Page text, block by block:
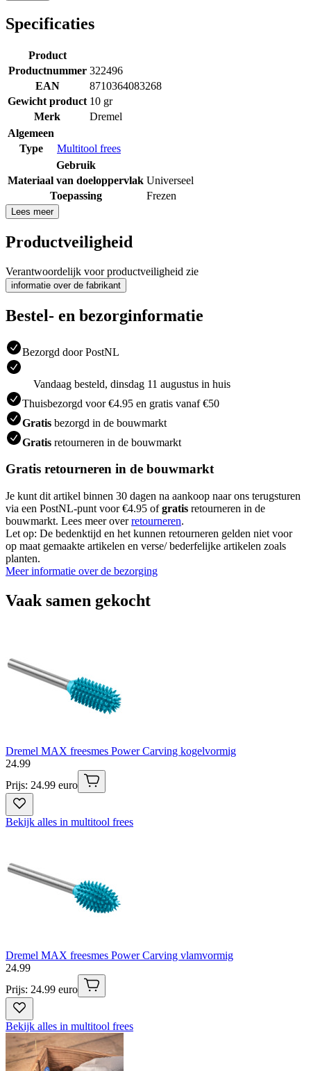
Specificaties
Product
Productnummer 322496
EAN
8710364083268
Gewicht product 10 gr
Merk
Dremel
Algemeen
Type
Multitool frees
Gebruik
Materiaal van doeloppervlak Universeel
Toepassing
Frezen
Lees meer
Productveiligheid
Verantwoordelijk voor productveiligheid zie
informatie over de fabrikant
Bestel- en bezorginformatie
Bezorgd door PostNL
Vandaag besteld, dinsdag 11 augustus in huis
Thuisbezorgd voor €4.95 en gratis vanaf €50
Gratis bezorgd in de bouwmarkt
Gratis retourneren in de bouwmarkt
Gratis retourneren in de bouwmarkt
Je kunt dit artikel binnen 30 dagen na aankoop naar ons terugsturen
via een PostNL-punt voor €4.95 ofgratis retourneren in de
bouwmarkt. Lees meer overretourneren.
Let op: De bedenktijd en het kunnen retourneren gelden niet voor
op maat gemaakte artikelen en verse/ bederfelijke artikelen zoals
planten.
Meer informatie over de bezorging
Vaak samen gekocht
Dremel MAX freesmes Power Carving kogelvormig
24.99
Prijs: 24.99 euro
Bekijk alles in multitool frees
Dremel MAX freesmes Power Carving vlamvormig
24.99
Prijs: 24.99 euro
Bekijk alles in multitool frees